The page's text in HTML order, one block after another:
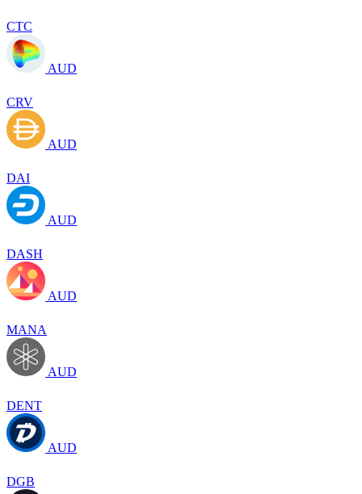
CTC
AUD
CRV
AUD
DAI
AUD
DASH
AUD
MANA
AUD
DENT
AUD
DGB